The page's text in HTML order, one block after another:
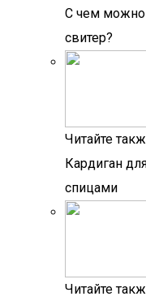
С чем можно
свитер?
Читайте
Кардиган
спицами
Читайте